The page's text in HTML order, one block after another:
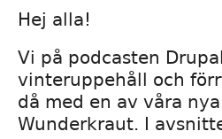
Hej alla!
Vi på podcasten
vinteruppehåll och
då med en av våra
Wunderkraut. I